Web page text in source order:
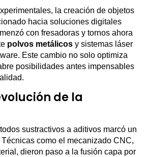
la creación de objetos
hacia soluciones digitales
con fresadoras y tornos ahora
polvos metálicos y sistemas láser
Este cambio no solo optimiza
posibilidades antes impensables
de la
sustractivos a aditivos marcó un
como el mecanizado CNC,
dieron paso a la fusión capa por